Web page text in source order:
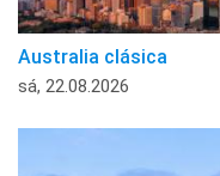
Australia clásica
sá, 22.08.2026